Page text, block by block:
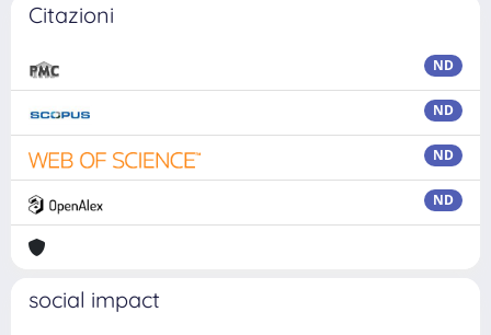
Citazioni
ND
ND
ND
ND
social impact